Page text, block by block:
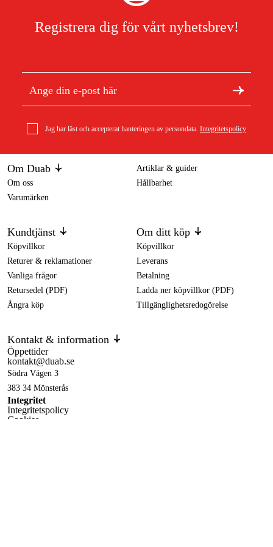
Registrera dig för vårt nyhetsbrev!
Jag har läst och accepterat hanteringen av persondata. Integritetspolicy
Om Duab
Om oss
Varumärken
Artiklar & guider
Hållbarhet
Kundtjänst
Köpvillkor
Returer & reklamationer
Vanliga frågor
Retursedel (PDF)
Ångra köp
Om ditt köp
Köpvillkor
Leverans
Betalning
Ladda ner köpvillkor (PDF)
Tillgänglighetsredogörelse
Kontakt & information
Öppettider
kontakt@duab.se
Södra Vägen 3
383 34 Mönsterås
Integritet
Integritetspolicy
Cookies